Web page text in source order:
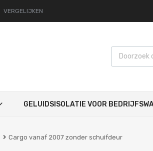
VERGELIJKEN
Products
GELUIDSISOLATIE VOOR
Cargo vanaf 2007 zonder schuifdeur